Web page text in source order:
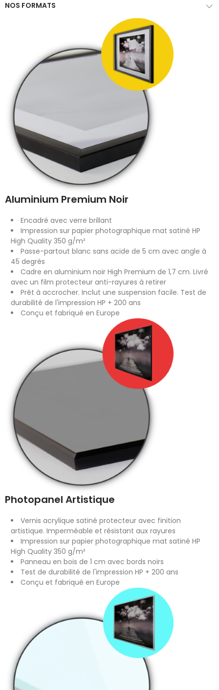
NOS FORMATS
Aluminium Premium Noir
Encadré avec verre brillant
Impression sur papier photographique mat satiné HP
High Quality 350 g/m²
Passe-partout blanc sans acide de 5 cm avec angle à
45 degrés
Cadre en aluminium noir High Premium de 1,7 cm. Livré
avec un film protecteur anti-rayures à retirer
Prêt à accrocher. Inclut une suspension facile. Test de
durabilité de l'impression HP + 200 ans
Conçu et fabriqué en Europe
Photopanel Artistique
Vernis acrylique satiné protecteur avec finition
artistique. Imperméable et résistant aux rayures
Impression sur papier photographique mat satiné HP
High Quality 350 g/m²
Panneau en bois de 1 cm avec bords noirs
Test de durabilité de l'impression HP + 200 ans
Conçu et fabriqué en Europe